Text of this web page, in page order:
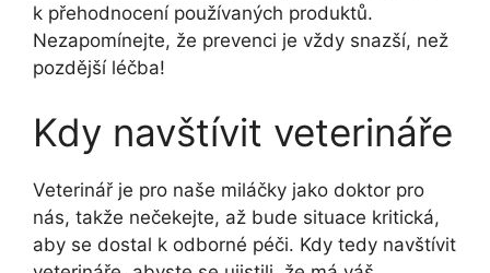
k přehodnocení používaných produktů.
Nezapomínejte, že prevenci je‌ vždy snazší, než
pozdější léčba!
Kdy navštívit ‌veterináře
Veterinář je ​pro⁤ naše‍ miláčky ⁢jako⁤ doktor⁣ pro
nás, takže nečekejte, až bude situace⁤ kritická,
aby se dostal⁢ k odborné péči. Kdy tedy navštívit